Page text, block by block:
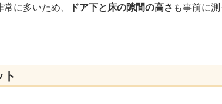
に多いため、
ドア下と床の隙間の高さ も事前に